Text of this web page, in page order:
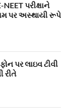
પરીક્ષાને
પર અસ્થાયી રૂપે
પર લાઇવ ટીવી
રીતે